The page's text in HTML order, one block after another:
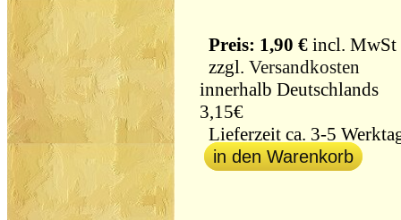
Preis: 1,90 € incl. MwSt
zzgl. Versandkosten
innerhalb Deutschlands
3,15€
Lieferzeit ca. 3-5
in den Warenkorb